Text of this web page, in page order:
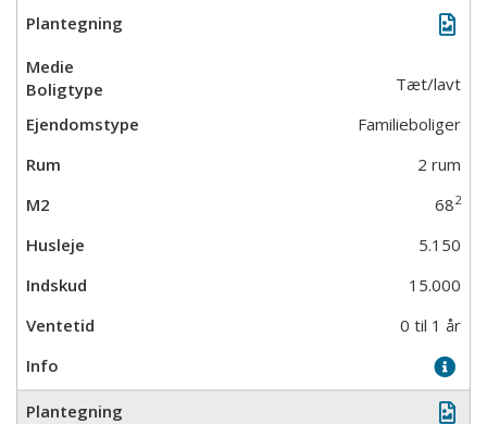
Tæt/lavt
Familieboliger
2 rum
682
5.150
15.000
0 til 1 år